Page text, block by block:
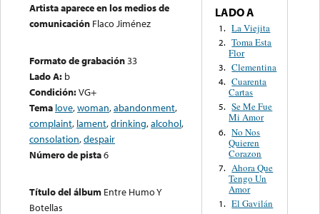
Artista aparece en los medios de
comunicación Flaco Jiménez
Formato de grabación33
Lado A: b
Condición:VG+
Tema love,woman,abandonment,
complaint, lament,drinking,alcohol,
consolation,despair
Número de pista6
Título del álbum Entre Humo Y
Botellas
LADO A
1. La Viejita
2. Toma Esta
Flor
3. Clementina
4. Cuarenta
Cartas
5. Se Me Fue
Mi Amor
6. No Nos
Quieren
Corazon
7. Ahora Que
Tengo Un
Amor
1. El Gavilán